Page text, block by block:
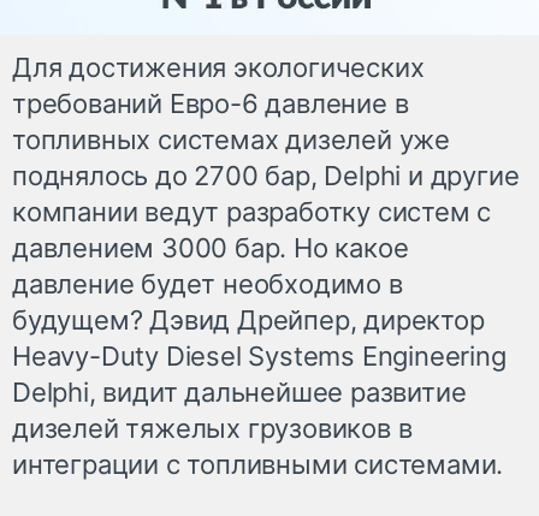
Для достижения экологических
требований Евро-6 давление в
топливных системах дизелей уже
поднялось до 2700 бар, Delphi и другие
компании ведут разработку систем с
давлением 3000 бар. Но какое
давление будет необходимо в
будущем? Дэвид Дрейпер, директор
Heavy-Duty Diesel Systems Engineering
Delphi, видит дальнейшее развитие
дизелей тяжелых грузовиков в
интеграции с топливными системами.